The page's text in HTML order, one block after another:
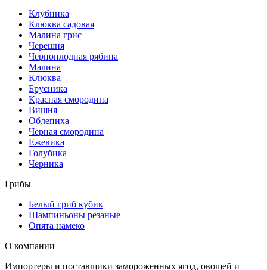
Клубника
Клюква садовая
Малина грис
Черешня
Черноплодная рябина
Малина
Клюква
Брусника
Красная смородина
Вишня
Облепиха
Черная смородина
Ежевика
Голубика
Черника
Грибы
Белый гриб кубик
Шампиньоны резаные
Опята намеко
О компании
Импортеры и поставщики замороженных ягод, овощей и